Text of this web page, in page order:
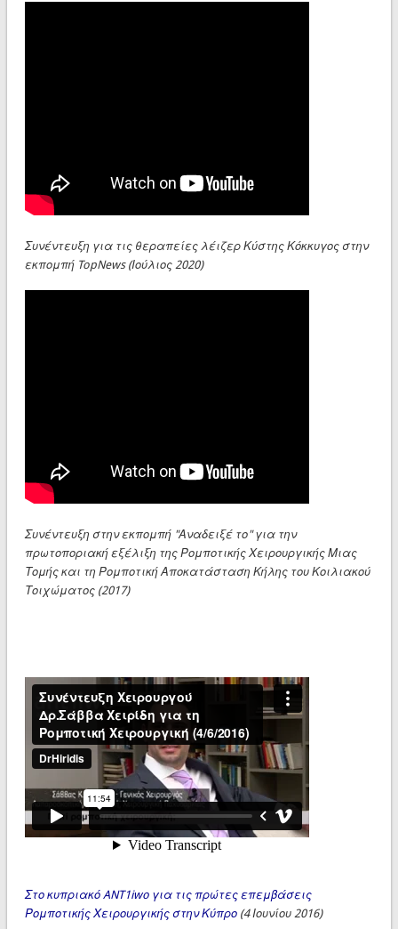
Συνέντευξη για τις θεραπείες λέιζερ Κύστης Κόκκυγος στην
εκπομπή TopNews (Ιούλιος 2020)
Συνέντευξη στην εκπομπή "Αναδειξέ το" για την
πρωτοποριακή εξέλιξη της Ρομποτικής Χειρουργικής Μιας
Τομής και τη Ρομποτική Αποκατάσταση Κήλης του Κοιλιακού
Τοιχώματος (2017)
Στο κυπριακό ANT1iwo για τις πρώτες επεμβάσεις
Ρομποτικής Χειρουργικής στην Κύπρο(4 Ιουνίου 2016)